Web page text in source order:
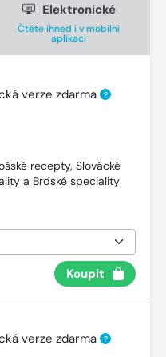
Elektronické
Čtěte ihned i v mobilní
aplikaci
verze zdarma ?
recepty, Slovácké
a Brdské speciality
Koupit
verze zdarma ?